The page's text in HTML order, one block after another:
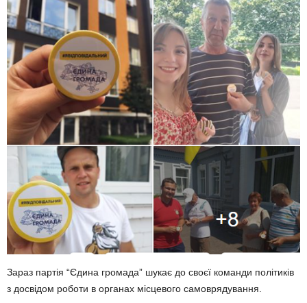
Зараз партія “Єдина громада” шукає до своєї команди політиків
з досвідом роботи в органах місцевого самоврядування.